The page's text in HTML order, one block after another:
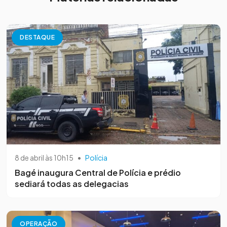
DESTAQUE
8 de abril às 10h15 • Polícia
Bagé inaugura Central de Polícia e prédio
sediará todas as delegacias
OPERAÇÃO